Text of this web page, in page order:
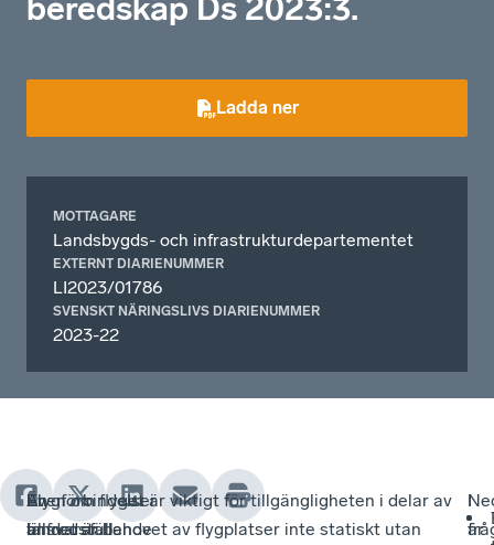
beredskap Ds 2023:3.
Ladda ner
MOTTAGARE
Landsbygds- och infrastrukturdepartementet
EXTERNT DIARIENUMMER
LI2023/01786
SVENSKT NÄRINGSLIVS DIARIENUMMER
2023-22
Flygförbindelser
är
En
tillfredställande
En
ansvarsfull
Även om flyget är viktigt för tillgängligheten i delar av
landet är behovet av flygplatser inte statiskt utan
I
är